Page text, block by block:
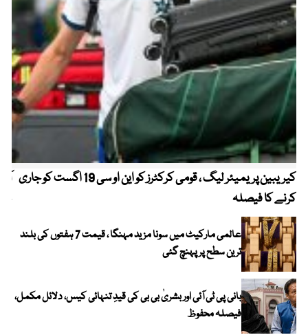
کیریبین پریمیئر لیگ ، قومی کرکٹرز کو این او سی 19 اگست کو جاری
کرنے کا فیصلہ
عالمی مارکیٹ میں سونا مزید مہنگا ، قیمت 7 ہفتوں کی بلند
ترین سطح پر پہنچ گئی
بانی پی ٹی آئی اور بشریٰ بی بی کی قیدِ تنہائی کیس، دلائل مکمل،
فیصلہ محفوظ